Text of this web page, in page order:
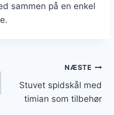
sammen på en enkel
NÆSTE
Stuvet spidskål med
timian som tilbehør